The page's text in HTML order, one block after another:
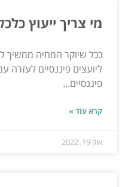
מי צריך ייעוץ
ככל שיוקר המחיה ממשיך
ליועצים פיננסיים לעזרה
פיננסיים...
קרא עוד »
אוק 19, 2022